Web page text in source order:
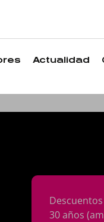
Actualidad
30 años